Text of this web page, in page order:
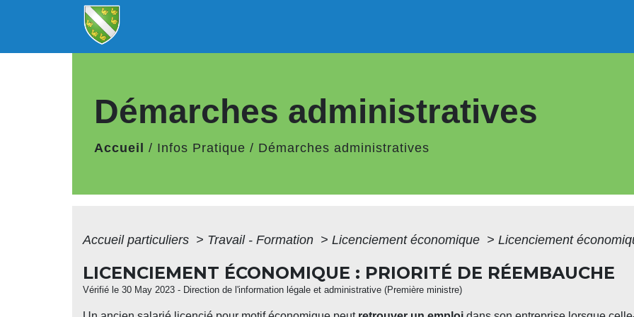
Démarches administratives
Accueil / Infos Pratique / Démarches administratives
Accueil particuliers > Travail - Formation > Licenciement économique > Licenciement
LICENCIEMENT ÉCONOMIQUE : PRIORITÉ DE RÉEMBAUCHE
Vérifié le 30 May 2023 - Direction de l'information légale et administrative (Première ministre)